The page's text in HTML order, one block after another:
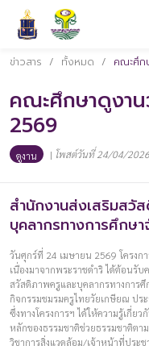
ข่าวสาร / ทั้งหมด / คณะศึก
คณะศึกษาดูงา
2569
ดูงาน | โพสต์วันที่ 24/04/2026
สำนักงานส่งเสริมสวั
บุคลากรทางการศึกษ
วันศุกร์ที่ 24 เมษายน 2569 โครง
เนื่องมาจากพระราชดำริ ได้ต้อนรั
สวัสดิภาพครูและบุคลากรทางการศึ
กิจกรรมชมรมครูไทยวัยเกษียณ ปร
ซึ่งทางโครงการฯ ได้ให้ความรู้เกี่ย
หลักของธรรมชาติช่วยธรรมชาติตา
วิชาการสิ่งแวดล้อม/เจ้าหน้าที่ประ